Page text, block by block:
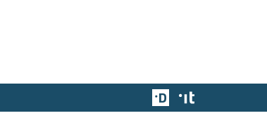
Team Digitale